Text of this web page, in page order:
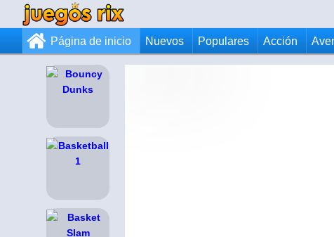
Página de inicio Nuevos Populares Acción